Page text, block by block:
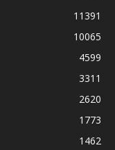
11391
10065
4599
3311
2620
1773
1462